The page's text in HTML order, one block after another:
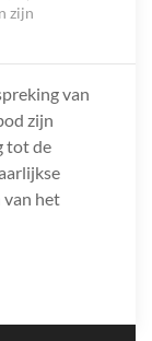
zijn
van
zijn
tot de
van het